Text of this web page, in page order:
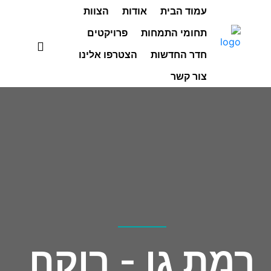
עמוד הבית אודות
הצוות
תחומי התמחות
פרויקטים
חדר החדשות
הצטרפו אלינו
צור קשר
רמת גן - רוקח